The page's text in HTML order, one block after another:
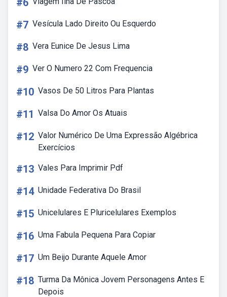
#6
#7 Vesícula Lado Direito Ou Esquerdo
#8 Vera Eunice De Jesus Lima
#9 Ver O Numero 22 Com Frequencia
#10 Vasos De 50 Litros Para Plantas
#11 Valsa Do Amor Os Atuais
#12 Valor Numérico De Uma Expressão Algébrica
Exercícios
#13 Vales Para Imprimir Pdf
#14 Unidade Federativa Do Brasil
#15 Unicelulares E Pluricelulares Exemplos
#16 Uma Fabula Pequena Para Copiar
#17 Um Beijo Durante Aquele Amor
#18 Turma Da Mônica Jovem Personagens Antes E
Depois